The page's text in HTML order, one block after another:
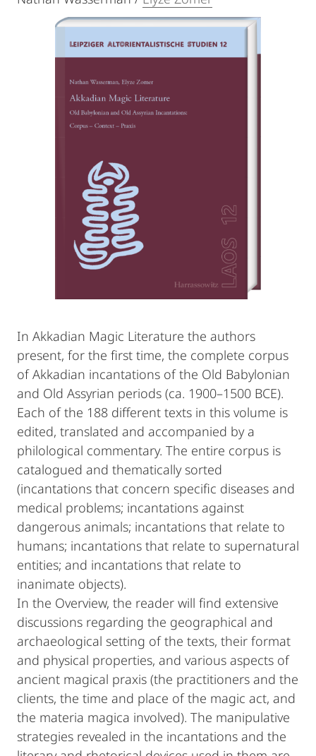
In Akkadian Magic Literature the authors
present, for the first time, the complete corpus
of Akkadian incantations of the Old Babylonian
and Old Assyrian periods (ca. 1900–1500 BCE).
Each of the 188 different texts in this volume is
edited, translated and accompanied by a
philological commentary. The entire corpus is
catalogued and thematically sorted
(incantations that concern specific diseases and
medical problems; incantations against
dangerous animals; incantations that relate to
humans; incantations that relate to supernatural
entities; and incantations that relate to
inanimate objects).
In the Overview, the reader will find extensive
discussions regarding the geographical and
archaeological setting of the texts, their format
and physical properties, and various aspects of
ancient magical praxis (the practitioners and the
clients, the time and place of the magic act, and
the materia magica involved). The manipulative
strategies revealed in the incantations and the